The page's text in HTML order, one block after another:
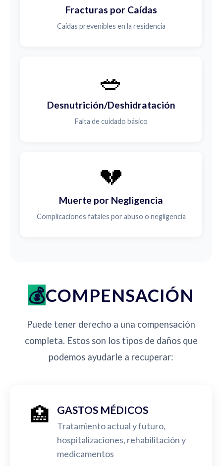
Fracturas por Caídas
Caídas prevenibles en la residencia
🥗
Desnutrición/Deshidratación
Falta de cuidado básico
💔
Muerte por Negligencia
Complicaciones fatales por abuso o negligencia
COMPENSACIÓN
Puede tener derecho a una compensación
completa. Estos son los tipos de daños que
podemos ayudarle a recuperar:
🏥 GASTOS MÉDICOS
Tratamiento actual y futuro,
hospitalizaciones, rehabilitación y
medicamentos